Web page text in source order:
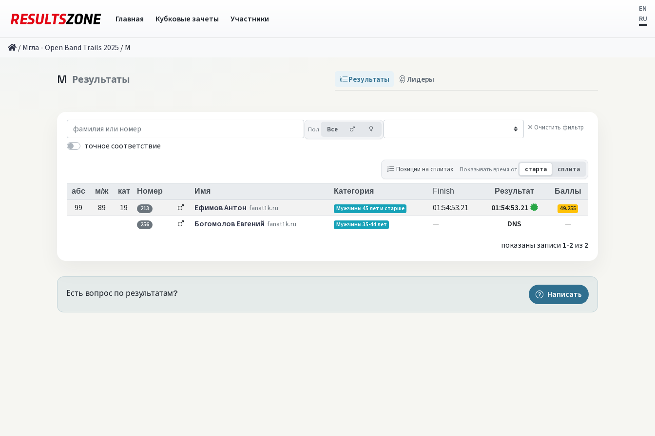
Главная Кубковые зачеты Участники
EN
RU
/Мгла - Open Band Trails 2025 /M
M Результаты Результаты Лидеры
точное соответствие
Пол Все Мужчины Очистить фильтр
Позиции на сплитах Показывать время от старта сплита
абс м/ж кат Номер Имя Категория Finish Результат Баллы
99 89 19 213 Ефимов Антон fanat1k.ru Мужчины 45 лет и старше 01:54:53.21 01:54:53.21
49.255
256
Богомолов Евгений fanat1k.ru Мужчины 35-44 лет — DNS
—
показаны записи 1-2из 2
Есть вопрос по результатам? Написать